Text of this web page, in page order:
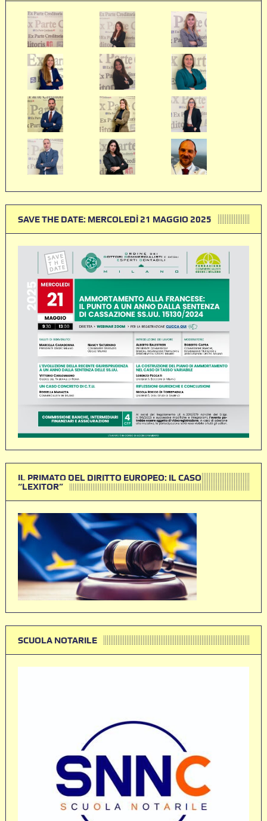
SAVE THE DATE: MERCOLEDÌ 21 MAGGIO 2025
IL PRIMATO DEL DIRITTO EUROPEO: IL CASO
“LEXITOR”
SCUOLA NOTARILE